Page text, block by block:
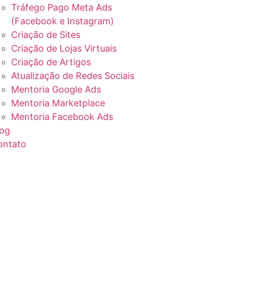
Tráfego Pago Meta Ads
(Facebook e Instagram)
Criação de Sites
Criação de Lojas Virtuais
Criação de Artigos
Atualização de Redes Sociais
Mentoria Google Ads
Mentoria Marketplace
Mentoria Facebook Ads